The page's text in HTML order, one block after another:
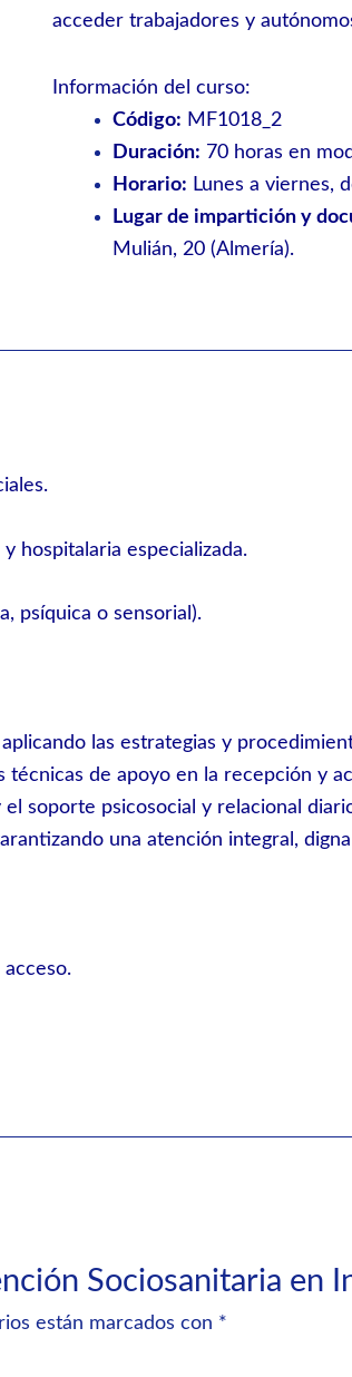
acceder trabajadores y
Información del curso:
Código: MF1018_2
Duración: 70 horas en
Horario: Lunes a viernes,
Lugar de impartición y
Mulián, 20 (Almería).
hospitalaria especializada.
psíquica o sensorial).
las estrategias y
de apoyo en la recepción y
soporte psicosocial y relacional
una atención integral,
Sociosanitaria en
están marcados con *